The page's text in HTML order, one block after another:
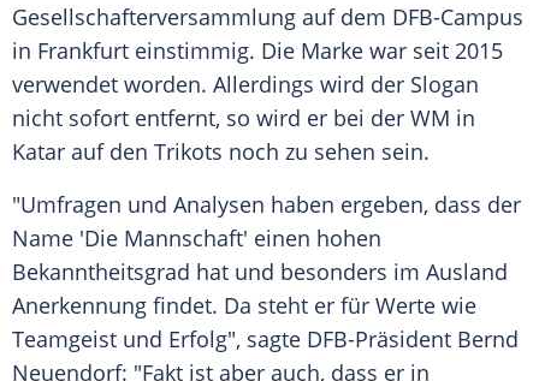
Gesellschafterversammlung auf dem DFB-Campus
in Frankfurt einstimmig. Die Marke war seit 2015
verwendet worden. Allerdings wird der Slogan
nicht sofort entfernt, so wird er bei der WM in
Katar auf den Trikots noch zu sehen sein.
"Umfragen und Analysen haben ergeben, dass der
Name 'Die Mannschaft' einen hohen
Bekanntheitsgrad hat und besonders im Ausland
Anerkennung findet. Da steht er für Werte wie
Teamgeist und Erfolg", sagte DFB-Präsident Bernd
Neuendorf: "Fakt ist aber auch, dass er in